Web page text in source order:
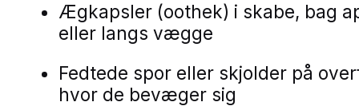
Ægkapsler (oothek) i skabe, bag
eller langs vægge
Fedtede spor eller skjolder på
hvor de bevæger sig